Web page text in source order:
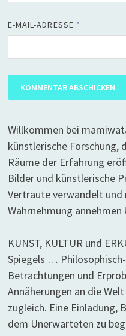
E-MAIL-ADRESSE *
Willkommen bei
künstlerische Forschung,
Räume der Erfahrung
Bilder und künstlerische
Vertraute verwandelt und
Wahrnehmung annehmen
KUNST, KULTUR und
Spiegels …
Betrachtungen und
Annäherungen an die
zugleich. Eine Einladung,
dem Unerwarteten zu